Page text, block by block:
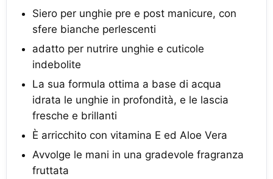
Siero per unghie pre e post manicure, con
sfere bianche perlescenti
adatto per nutrire unghie e cuticole
indebolite
La sua formula ottima a base di acqua
idrata le unghie in profondità, e le lascia
fresche e brillanti
È arricchito con vitamina E ed Aloe Vera
Avvolge le mani in una gradevole fragranza
fruttata